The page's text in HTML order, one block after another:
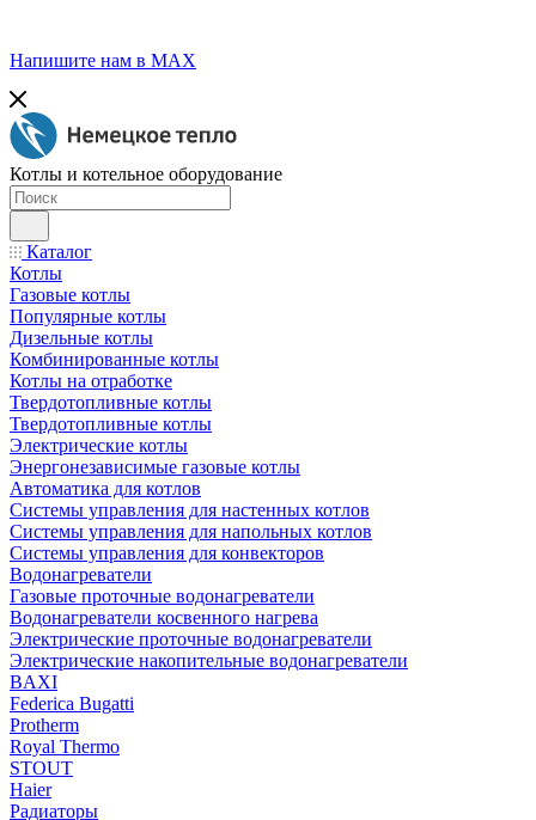
Напишите нам в МАХ
Котлы и котельное оборудование
Каталог
Котлы
Газовые котлы
Популярные котлы
Дизельные котлы
Комбинированные котлы
Котлы на отработке
Твердотопливные котлы
Твердотопливные котлы
Электрические котлы
Энергонезависимые газовые котлы
Автоматика для котлов
Системы управления для настенных котлов
Системы управления для напольных котлов
Системы управления для конвекторов
Водонагреватели
Газовые проточные водонагреватели
Водонагреватели косвенного нагрева
Электрические проточные водонагреватели
Электрические накопительные водонагреватели
BAXI
Federica Bugatti
Protherm
Royal Thermo
STOUT
Haier
Радиаторы